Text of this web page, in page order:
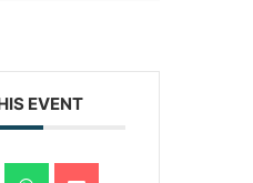
EVENT